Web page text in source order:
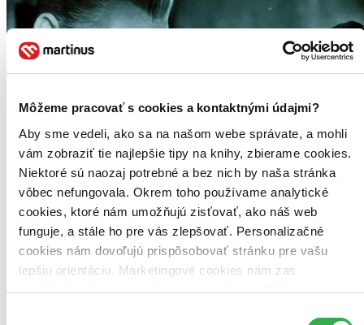
Môžeme pracovať s cookies a kontaktnými údajmi?
Aby sme vedeli, ako sa na našom webe správate, a mohli
vám zobraziť tie najlepšie tipy na knihy, zbierame cookies.
Niektoré sú naozaj potrebné a bez nich by naša stránka
vôbec nefungovala. Okrem toho používame analytické
cookies, ktoré nám umožňujú zisťovať, ako náš web
funguje, a stále ho pre vás zlepšovať. Personalizačné
cookies nám dovoľujú prispôsobovať stránku pre vašu
lepšiu orientáciu. Marketingové cookies nám zas
umožňujú zobrazenie relevantnej reklamy. Niektoré údaje